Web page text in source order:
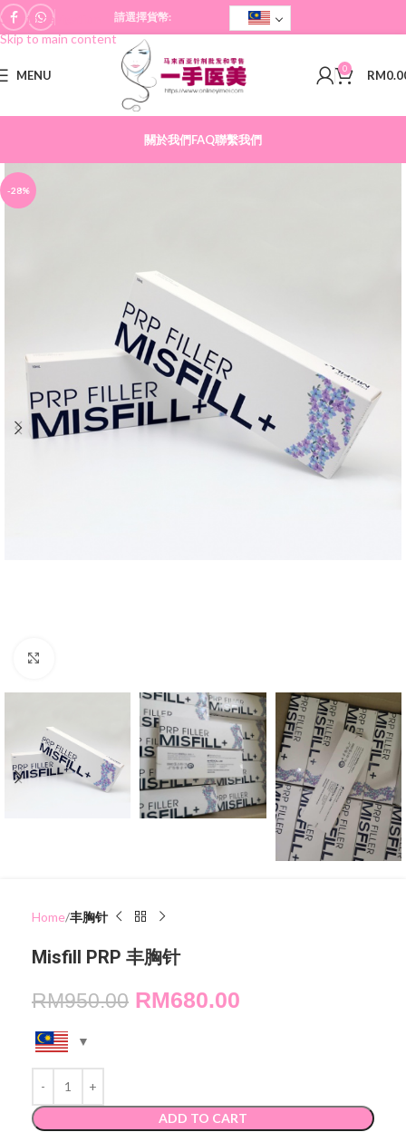
Skip to navigation
Skip to main content
請選擇貨幣:
MENU 0 RM
關於我們FAQ聯繫我們
-28%
Home 丰胸针
Misfill PRP 丰胸针
RM950.00 RM680.00
ADD TO CART